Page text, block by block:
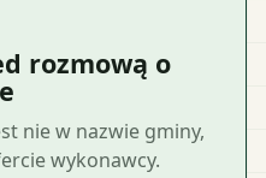
rozmową o
nie w nazwie gminy,
wykonawcy.